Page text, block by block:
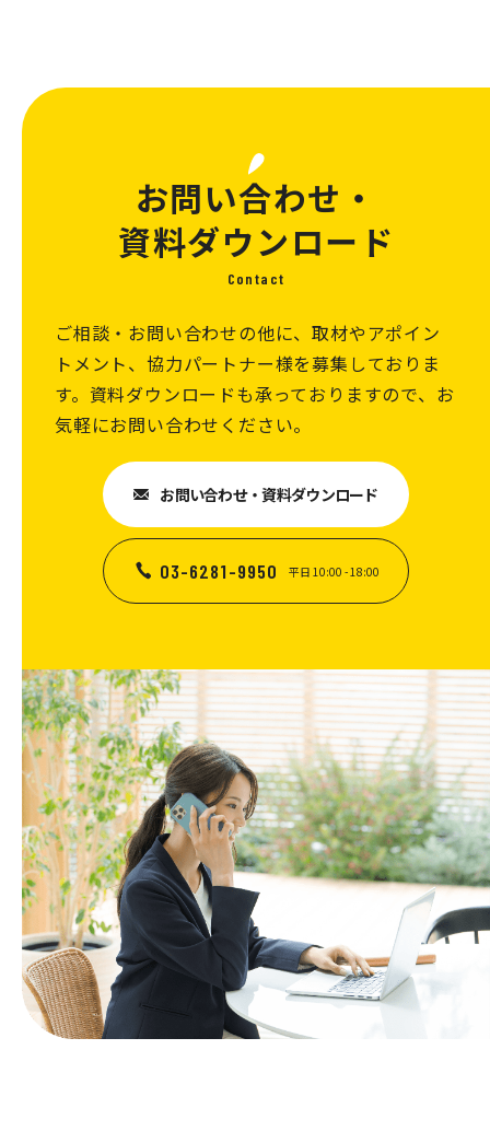
お問い合わせ・
資料ダウンロード
Contact
ご相談・お問い合わせの他に、取材やアポイン
トメント、協力パートナー様を募集しておりま
す。資料ダウンロードも承っておりますので、お
気軽にお問い合わせください。
お問い合わせ・資料ダウンロード
03-6281-9950 平日 10:00 - 18:00